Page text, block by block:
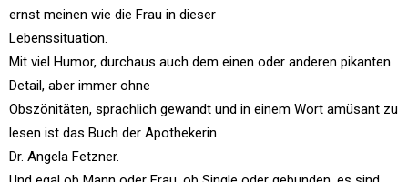
ernst meinen wie die Frau in dieser
Lebenssituation.
Mit viel Humor, durchaus auch dem einen oder anderen pikanten
Detail, aber immer ohne
Obszönitäten, sprachlich gewandt und in einem Wort amüsant zu
lesen ist das Buch der Apothekerin
Dr. Angela Fetzner.